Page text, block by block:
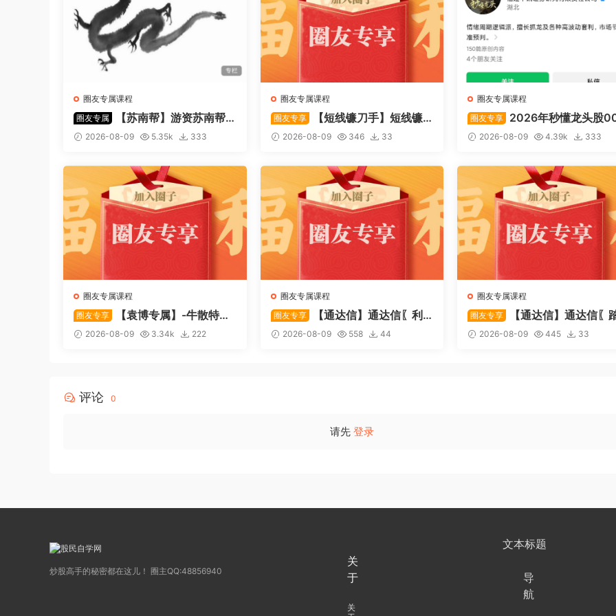
圈友专属课程
圈友专属
【苏南帮】游资苏南帮
资金情绪模式-强势股 视频 44文
2026-08-09 5.35k 333
圈友专属课程
圈友专享
【短线镰刀手】短线镰
刀手《强者恒强战法模型》合集
2026-08-09 346 33
圈友专属课程
圈友专享
2026年秒懂龙头股
训练营内部课件资料
2026-08-09 4.39k 333
圈友专属课程
圈友专享
【袁博专属】-牛散特训
营专栏 （牛散专属 加息-机遇-财
2026-08-09 3.34k 222
圈友专属课程
圈友专享
【通达信】通达信〖利
多阳〗副图/选股 全均线多头排列
2026-08-09 558 44
圈友专属课程
圈友专享
【通达信】通达信〖
浪而行〗副图指标 用筹码和
2026-08-09 445 33
评论 0
请先 登录
炒股高手的秘密都在这儿！ 圈主QQ:48856940
关
于
关
文本标题
导
航